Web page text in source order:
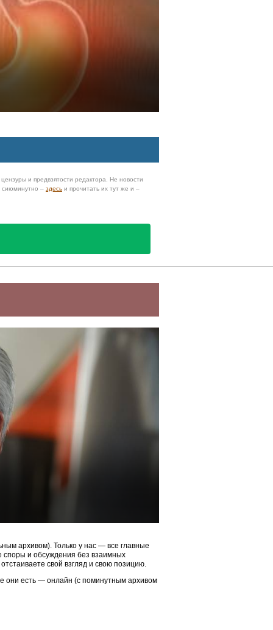
и предвзятости редактора. Не новости
сиюминутно – здесь и прочитать их тут же и –
архивом). Только у нас — все главные
споры и обсуждения без взаимных
свой взгляд и свою позицию.
они есть — онлайн (с поминутным архивом